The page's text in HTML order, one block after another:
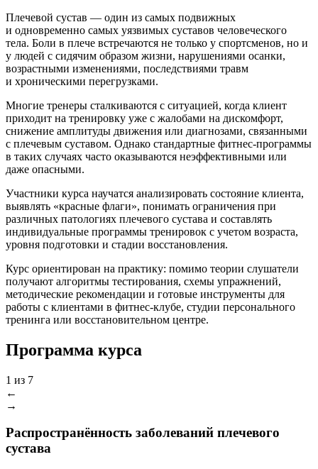
Плечевой сустав — один из самых подвижных
и одновременно самых уязвимых суставов человеческого
тела. Боли в плече встречаются не только у спортсменов, но и
у людей с сидячим образом жизни, нарушениями осанки,
возрастными изменениями, последствиями травм
и хроническими перегрузками.
Многие тренеры сталкиваются с ситуацией, когда клиент
приходит на тренировку уже с жалобами на дискомфорт,
снижение амплитуды движения или диагнозами, связанными
с плечевым суставом. Однако стандартные фитнес-программы
в таких случаях часто оказываются неэффективными или
даже опасными.
Участники курса научатся анализировать состояние клиента,
выявлять «красные флаги», понимать ограничения при
различных патологиях плечевого сустава и составлять
индивидуальные программы тренировок с учетом возраста,
уровня подготовки и стадии восстанов­ления.
Курс ориентирован на практику: помимо теории слушатели
получают алгоритмы тестирования, схемы упражнений,
методические рекомендации и готовые инструмен­ты для
работы с клиентами в фитнес-клубе, студии персональ­ного
тренинга или восстанов­ительном центре.
Программа курса
1 из 7
←
→
Распространённость заболева­ний плечевого
сустава